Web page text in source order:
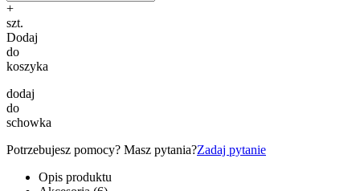
+
szt.
Dodaj
do
koszyka
dodaj
do
schowka
Potrzebujesz pomocy? Masz pytania?Zadaj pytanie
Opis produktu